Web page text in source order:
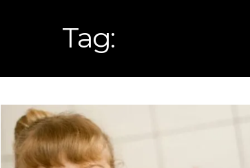
Tag: